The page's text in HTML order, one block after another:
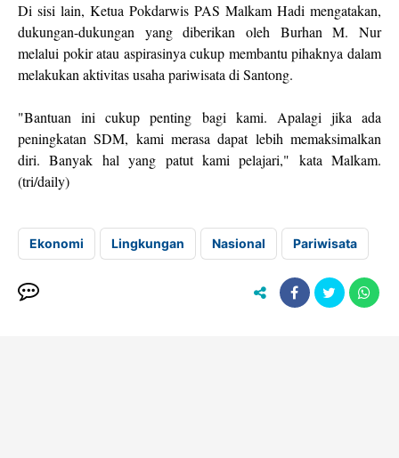
Di sisi lain, Ketua Pokdarwis PAS Malkam Hadi mengatakan,
dukungan-dukungan yang diberikan oleh Burhan M. Nur
melalui pokir atau aspirasinya cukup membantu pihaknya dalam
melakukan aktivitas usaha pariwisata di Santong.
"Bantuan ini cukup penting bagi kami. Apalagi jika ada
peningkatan SDM, kami merasa dapat lebih memaksimalkan
diri. Banyak hal yang patut kami pelajari," kata Malkam.
(tri/daily)
Ekonomi Lingkungan Nasional Pariwisata